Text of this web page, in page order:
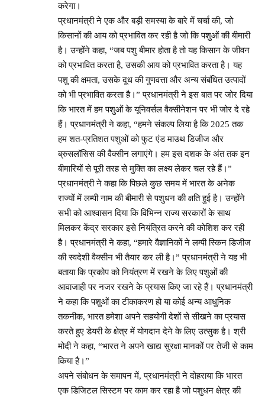
करेगा।
प्रधानमंत्री ने एक और बड़ी समस्या के बारे में चर्चा की, जो
किसानों की आय को प्रभावित कर रही है जो कि पशुओं की बीमारी
है। उन्होंने कहा, “जब पशु बीमार होता है तो यह किसान के जीवन
को प्रभावित करता है, उसकी आय को प्रभावित करता है। यह
पशु की क्षमता, उसके दूध की गुणवत्ता और अन्य संबंधित उत्पादों
को भी प्रभावित करता है।” प्रधानमंत्री ने इस बात पर जोर दिया
कि भारत में हम पशुओं के यूनिवर्सल वैक्सीनेशन पर भी जोर दे रहे
हैं। प्रधानमंत्री ने कहा, “हमने संकल्प लिया है कि 2025 तक
हम शत-प्रतिशत पशुओं को फुट एंड माउथ डिजीज और
ब्रुसलॉसिस की वैक्सीन लगाएंगे। हम इस दशक के अंत तक इन
बीमारियों से पूरी तरह से मुक्ति का लक्ष्य लेकर चल रहे हैं।”
प्रधानमंत्री ने कहा कि पिछले कुछ समय में भारत के अनेक
राज्यों में लम्पी नाम की बीमारी से पशुधन की क्षति हुई है। उन्होंने
सभी को आश्वासन दिया कि विभिन्न राज्य सरकारों के साथ
मिलकर केंद्र सरकार इसे नियंत्रित करने की कोशिश कर रही
है। प्रधानमंत्री ने कहा, “हमारे वैज्ञानिकों ने लम्पी स्किन डिजीज
की स्वदेशी वैक्सीन भी तैयार कर ली है।” प्रधानमंत्री ने यह भी
बताया कि प्रकोप को नियंत्रण में रखने के लिए पशुओं की
आवाजाही पर नजर रखने के प्रयास किए जा रहे हैं। प्रधानमंत्री
ने कहा कि पशुओं का टीकाकरण हो या कोई अन्य आधुनिक
तकनीक, भारत हमेशा अपने सहयोगी देशों से सीखने का प्रयास
करते हुए डेयरी के क्षेत्र में योगदान देने के लिए उत्सुक है। श्री
मोदी ने कहा, “भारत ने अपने खाद्य सुरक्षा मानकों पर तेजी से काम
किया है।”
अपने संबोधन के समापन में, प्रधानमंत्री ने दोहराया कि भारत
एक डिजिटल सिस्टम पर काम कर रहा है जो पशुधन क्षेत्र की